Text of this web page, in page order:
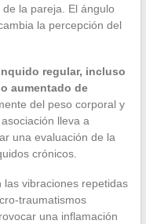
la pareja. El ángulo
la percepción del
regular, incluso
aumentado de
del peso corporal y
lleva a
una evaluación de la
crónicos.
las vibraciones repetidas
traumatismos
una inflamación